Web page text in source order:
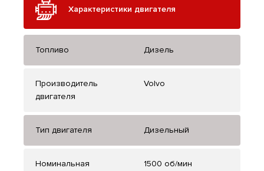
Характеристики двигателя
Топливо Дизель
Производитель
двигателя
Volvo
Тип двигателя Дизельный
Номинальная
1500 об/мин